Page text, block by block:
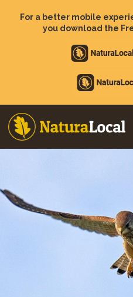
For a better mobile
you download the